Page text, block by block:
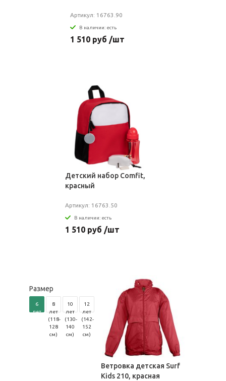
Артикул: 16763.90
В наличии: есть
1 510 руб /шт
Детский набор Comfit,
красный
Артикул: 16763.50
В наличии: есть
1 510 руб /шт
Размер
6
лет
8
лет
(118-
128
см)
10
лет
(130-
140
см)
12
лет
(142-
152
см)
Ветровка детская Surf
Kids 210, красная